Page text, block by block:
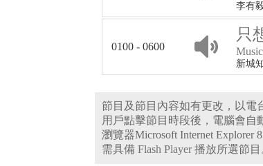
李有
0100 - 0600
只
新城
節目及節目內容如有更改，以電
用戶點擊節目時段後，電腦會自
瀏覽器Microsoft Internet Explorer
需具備 Flash Player 播放所選節目